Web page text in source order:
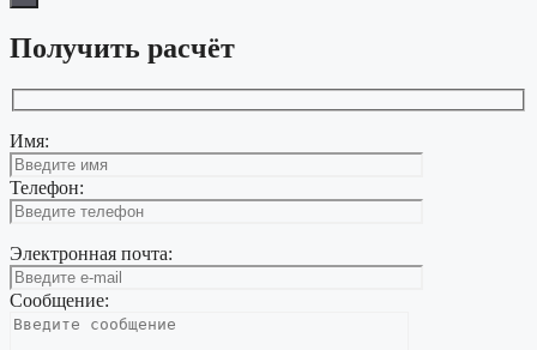
Получить расчёт
Имя:
Телефон:
Электронная почта:
Сообщение: